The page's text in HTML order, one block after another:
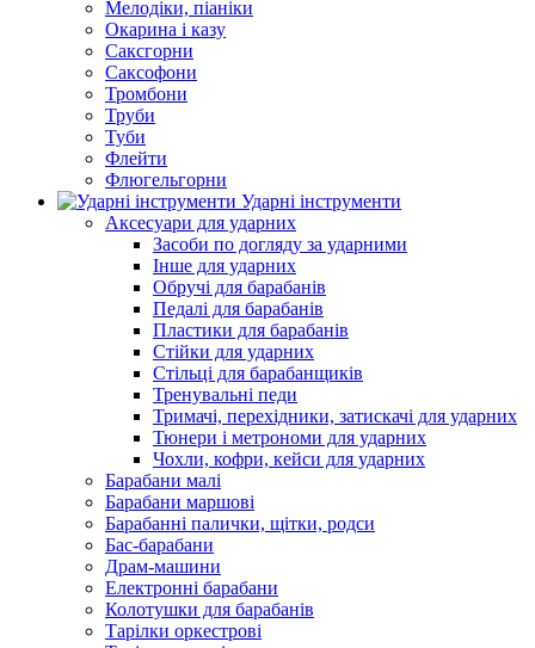
Мелодіки, піаніки
Окарина і казу
Саксгорни
Саксофони
Тромбони
Труби
Туби
Флейти
Флюгельгорни
Ударні інструменти
Аксесуари для ударних
Засоби по догляду за ударними
Інше для ударних
Обручі для барабанів
Педалі для барабанів
Пластики для барабанів
Стійки для ударних
Стільці для барабанщиків
Тренувальні педи
Тримачі, перехідники, затискачі для ударних
Тюнери і метрономи для ударних
Чохли, кофри, кейси для ударних
Барабани малі
Барабани маршові
Барабанні палички, щітки, родси
Бас-барабани
Драм-машини
Електронні барабани
Колотушки для барабанів
Тарілки оркестрові